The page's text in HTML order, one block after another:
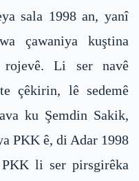
sala 1998 an, yanî
çawaniya kuştina
rojevê. Li ser navê
çêkirin, lê sedemê
ku Şemdin Sakik,
PKK ê, di Adar 1998
li ser pirsgirêka